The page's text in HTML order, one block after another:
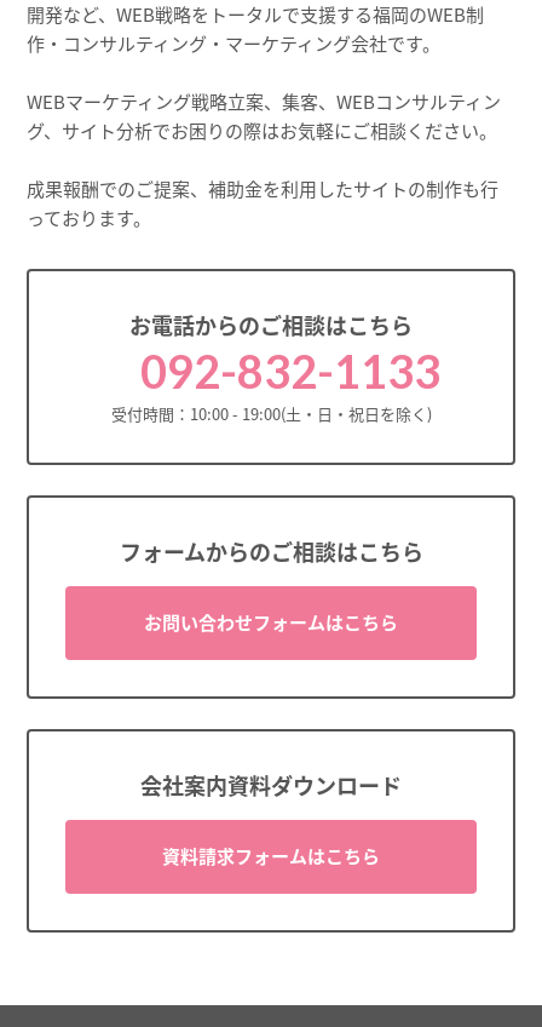
開発など、WEB戦略を トータルで支援する福岡のWEB制
作・コンサルティング・マーケティング会社です。
WEBマーケティング戦略立案、集客、WEBコンサルティン
グ、サイト分析でお困りの際はお気軽にご相談ください。
成果報酬でのご提案、補助金を利用したサイトの制作も行
っております。
お電話からのご相談はこちら
092-832-1133
受付時間：10:00 - 19:00(土・日・祝日を除く)
フォームからのご相談はこちら
お問い合わせフォームはこちら
会社案内資料ダウンロード
資料請求フォームはこちら